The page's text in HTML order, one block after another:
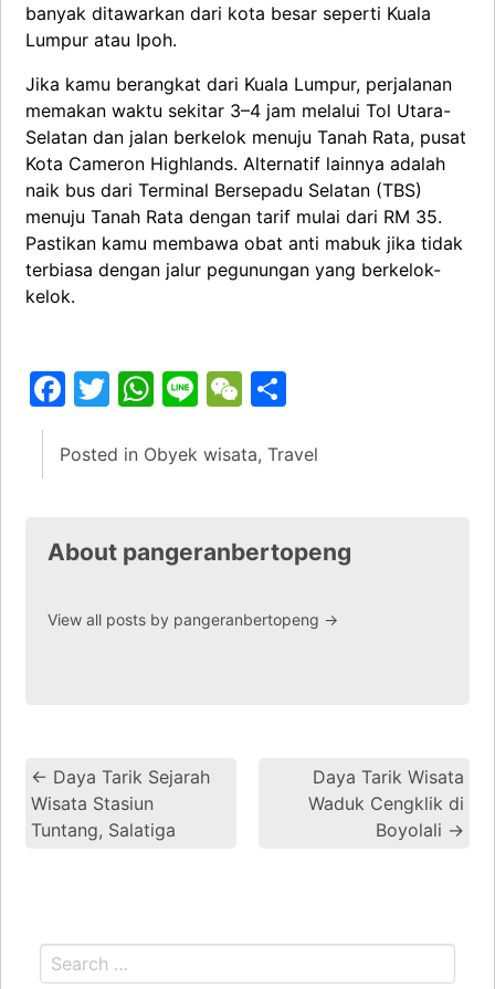
banyak ditawarkan dari kota besar seperti Kuala
Lumpur atau Ipoh.
Jika kamu berangkat dari Kuala Lumpur, perjalanan
memakan waktu sekitar 3–4 jam melalui Tol Utara-
Selatan dan jalan berkelok menuju Tanah Rata, pusat
Kota Cameron Highlands. Alternatif lainnya adalah
naik bus dari Terminal Bersepadu Selatan (TBS)
menuju Tanah Rata dengan tarif mulai dari RM 35.
Pastikan kamu membawa obat anti mabuk jika tidak
terbiasa dengan jalur pegunungan yang berkelok-
kelok.
Facebook
Twitter
WhatsApp
LineWeChat
Posted in Obyek wisata, Travel
About pangeranbertopeng
View all posts by pangeranbertopeng →
← Daya Tarik Sejarah
Wisata Stasiun
Tuntang, Salatiga
Daya Tarik Wisata
Waduk Cengklik di
Boyolali →